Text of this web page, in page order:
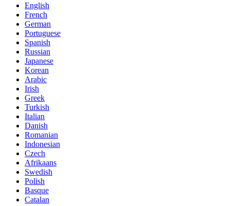
English
French
German
Portuguese
Spanish
Russian
Japanese
Korean
Arabic
Irish
Greek
Turkish
Italian
Danish
Romanian
Indonesian
Czech
Afrikaans
Swedish
Polish
Basque
Catalan